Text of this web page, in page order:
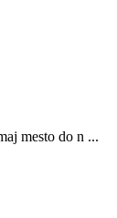
mesto do n ...